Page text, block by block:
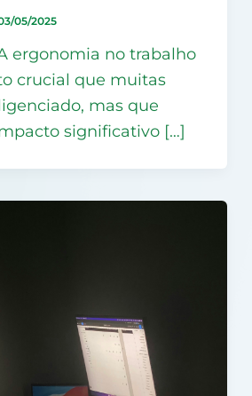
05/2025
ergonomia no trabalho
crucial que muitas
mas que
significativo […]